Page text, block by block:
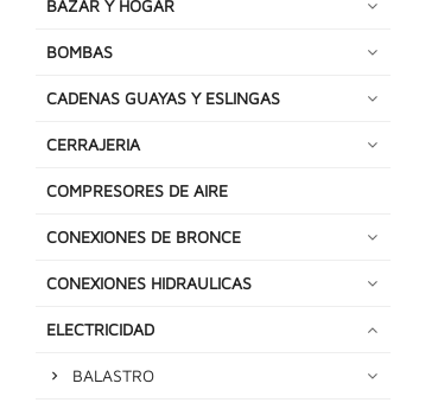
BAZAR Y HOGAR
BOMBAS
CADENAS GUAYAS Y ESLINGAS
CERRAJERIA
COMPRESORES DE AIRE
CONEXIONES DE BRONCE
CONEXIONES HIDRAULICAS
ELECTRICIDAD
BALASTRO